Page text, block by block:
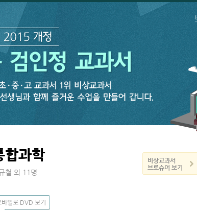
합과학
철 외 11명
바일로 DVD 보기
비상교과서
브로슈어 보기